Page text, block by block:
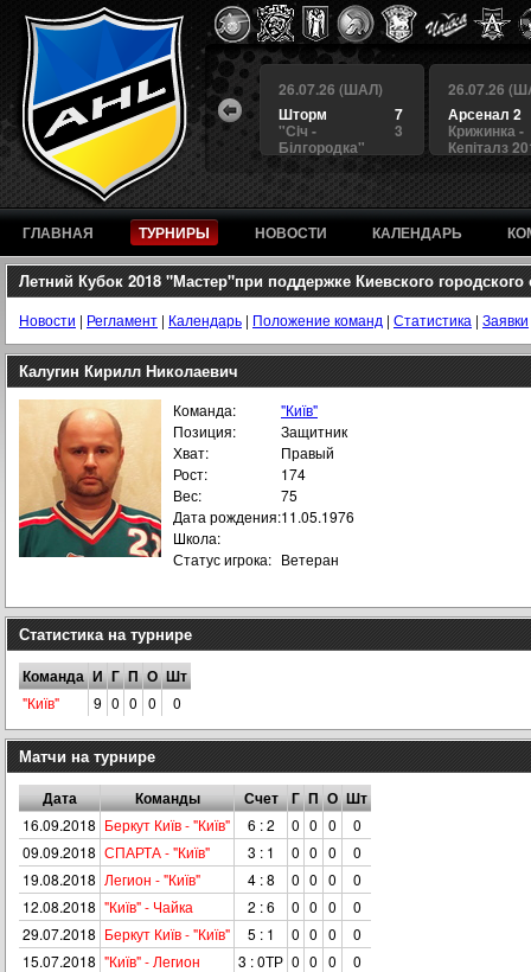
4
4
26.07.26 (ШАЛ)
3
БЕРКУТ
1
Альянс
26.07.26 (ШАЛ)
7
Шторм
3
"Сiч -
Білгородка"
26.07.26
Арсенал 2
Крижинка -
Кепіталз
ГЛАВНАЯ ТУРНИРЫ НОВОСТИ КАЛЕНДАРЬ
Летний Кубок 2018 "Мастер"при поддержке Киевского
Новости | Регламент | Календарь | Положение команд | Статистика | Заявки
Калугин Кирилл Николаевич
Команда:
"Київ"
Позиция:
Защитник
Хват:
Правый
Рост:
174
Вес:
75
Дата рождения:11.05.1976
Школа:
Статус игрока: Ветеран
Статистика на турнире
Команда И Г П О Шт
"Київ" 9 0 0 0 0
Матчи на турнире
Дата Команды Счет Г П О Шт
16.09.2018 Беркут Київ - "Київ" 6 : 2 0 0 0
0
09.09.2018 СПАРТА - "Київ" 3 : 1 0 0 0
0
19.08.2018 Легион - "Київ" 4 : 8 0 0 0
0
12.08.2018 "Київ" - Чайка 2 : 6 0 0 0
0
29.07.2018 Беркут Київ - "Київ" 5 : 1 0 0 0
0
15.07.2018 "Київ" - Легион 3 : 0ТР 0 0 0
0